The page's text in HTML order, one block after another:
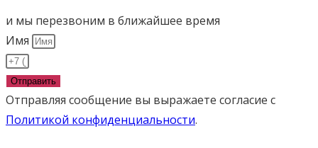
и мы перезвоним в ближайшее время
Имя
Отправить
Отправляя сообщение вы выражаете согласие с
Политикой конфиденциальности.